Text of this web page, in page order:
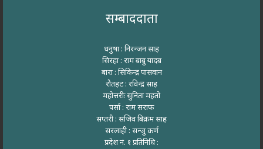
सम्बाददाता
धनुषा : निरन्जन साह
सिरहा : राम बाबु यादब
बारा : सिकिन्द्र पासवान
रौतहट : रविन्द्र साह
महोत्तरीः सुनिता महतो
पर्सा : राम सराफ
सप्तरी : संजिव बिक्रम साह
सरलाही : सन्जु कर्ण
प्रदेश नं. १ प्रतिनिधि :